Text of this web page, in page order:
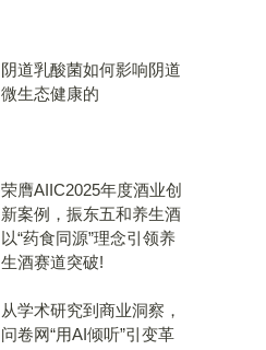
​阴道乳酸菌如何影响阴道
微生态健康的
荣膺AIIC2025年度酒业创
新案例，振东五和养生酒
以“药食同源”理念引领养
生酒赛道突破!
从学术研究到商业洞察，
问卷网“用AI倾听”引变革